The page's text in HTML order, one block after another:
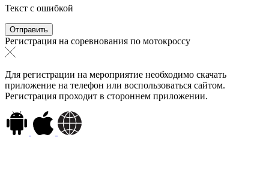
Текст с ошибкой
Регистрация на соревнования по мотокроссу
Для регистрации на мероприятие необходимо скачать
приложение на телефон или воспользоваться сайтом.
Регистрация проходит в стороннем приложении.